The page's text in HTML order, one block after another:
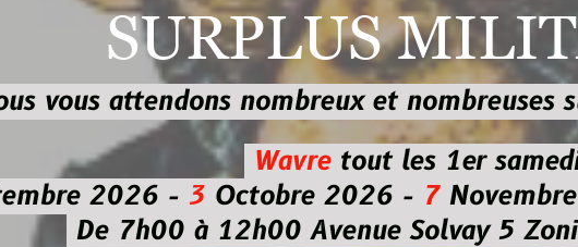
SURPLUS
attendons nombreux et nombreusessur les
Wavre
tout les 1er samedi
2026 -3Octobre 2026 - 7Novembre 2026
7h00 à 12h00 Avenue Solvay 5 Zoning